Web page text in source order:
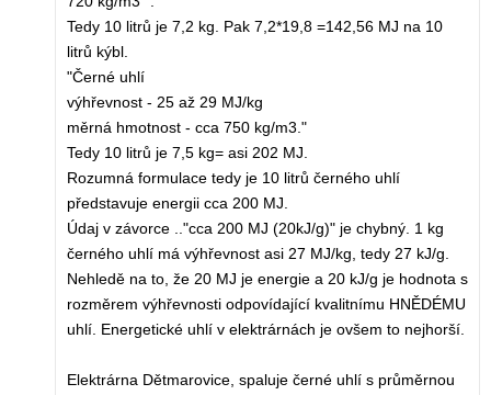
Tedy 10 litrů je 7,2 kg. Pak 7,2*19,8 =142,56 MJ na 10
litrů kýbl.
"Černé uhlí
výhřevnost - 25 až 29 MJ/kg
měrná hmotnost - cca 750 kg/m3."
Tedy 10 litrů je 7,5 kg= asi 202 MJ.
Rozumná formulace tedy je 10 litrů černého uhlí
představuje energii cca 200 MJ.
Údaj v závorce .."cca 200 MJ (20kJ/g)" je chybný. 1 kg
černého uhlí má výhřevnost asi 27 MJ/kg, tedy 27 kJ/g.
Nehledě na to, že 20 MJ je energie a 20 kJ/g je hodnota s
rozměrem výhřevnosti odpovídající kvalitnímu HNĚDÉMU
uhlí. Energetické uhlí v elektrárnách je ovšem to nejhorší.
Elektrárna Dětmarovice, spaluje černé uhlí s průměrnou